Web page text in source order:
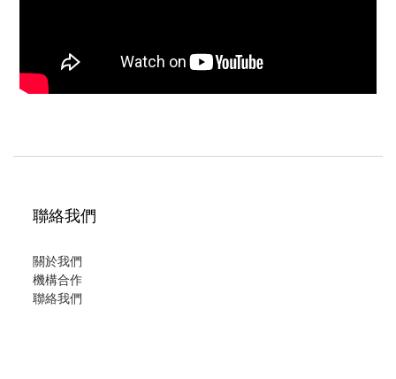
聯絡我們
關於我們
機構合作
聯絡我們